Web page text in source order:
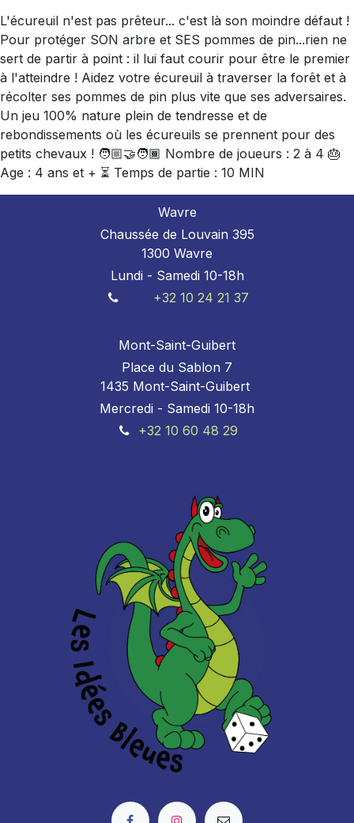
L'écureuil n'est pas prêteur... c'est là son moindre défaut !
Pour protéger SON arbre et SES pommes de pin...rien ne
sert de partir à point : il lui faut courir pour être le premier
à l'atteindre ! Aidez votre écureuil à traverser la forêt et à
récolter ses pommes de pin plus vite que ses adversaires.
Un jeu 100% nature plein de tendresse et de
rebondissements où les écureuils se prennent pour des
petits chevaux ! 🧑🏼‍🤝‍🧑🏾 Nombre de joueurs : 2 à 4 🎂
Age : 4 ans et + ⏳ Temps de partie : 10 MIN
Wavre
Chaussée de Louvain 395
1300 Wavre
Lundi - Samedi 10-18h
+32 10 24 21 37
Mont-Saint-Guibert
Place du Sablon 7
1435 Mont-Saint-Guibert
Mercredi - Samedi 10-18h
+32 10 60 48 29